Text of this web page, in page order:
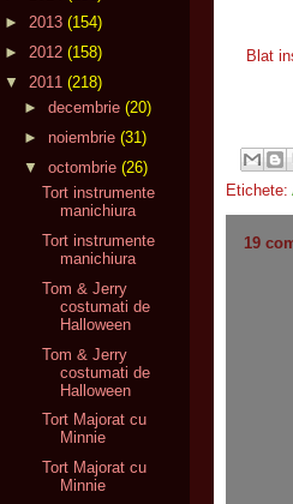
Blat
Etichete:
19
► 2013 (154)
► 2012 (158)
▼
2011 (218)
► decembrie (20)
► noiembrie (31)
▼
octombrie (26)
Tort instrumente
manichiura
Tort instrumente
manichiura
Tom & Jerry
costumati de
Halloween
Tom & Jerry
costumati de
Halloween
Tort Majorat cu
Minnie
Tort Majorat cu
Minnie